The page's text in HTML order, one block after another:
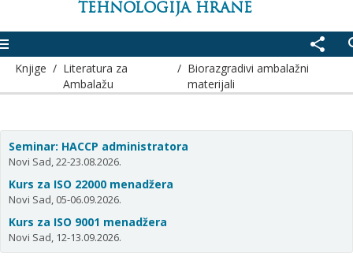
TEHNOLOGIJA HRANE
share
Knjige / Literatura za
Ambalažu
/ Biorazgradivi ambalažni
materijali
Seminar: HACCP administratora
Novi Sad, 22-23.08.2026.
Kurs za ISO 22000 menadžera
Novi Sad, 05-06.09.2026.
Kurs za ISO 9001 menadžera
Novi Sad, 12-13.09.2026.